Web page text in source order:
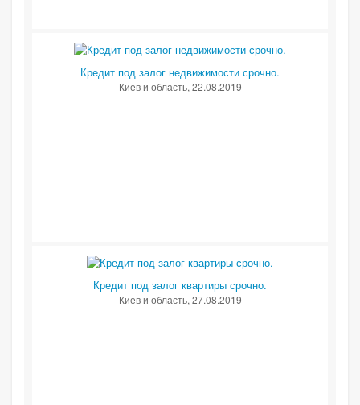
Кредит под залог недвижимости срочно.
Киев и область, 22.08.2019
Кредит под залог квартиры срочно.
Киев и область, 27.08.2019